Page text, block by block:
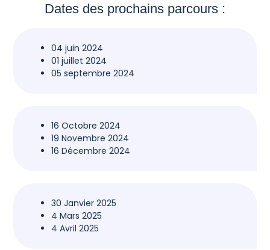
Dates des prochains parcours :
04 juin 2024
01 juillet 2024
05 septembre 2024
16 Octobre 2024
19 Novembre 2024
16 Décembre 2024
30 Janvier 2025
4 Mars 2025
4 Avril 2025